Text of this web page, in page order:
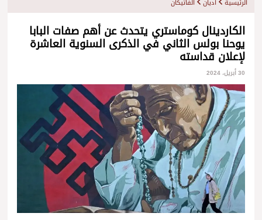
الرئيسية أديان الفاتيكان
الكاردينال كوماستري يتحدث عن أهم صفات البابا
يوحنا بولس الثاني في الذكرى السنوية العاشرة
لإعلان قداسته
30 أبريل، 2024